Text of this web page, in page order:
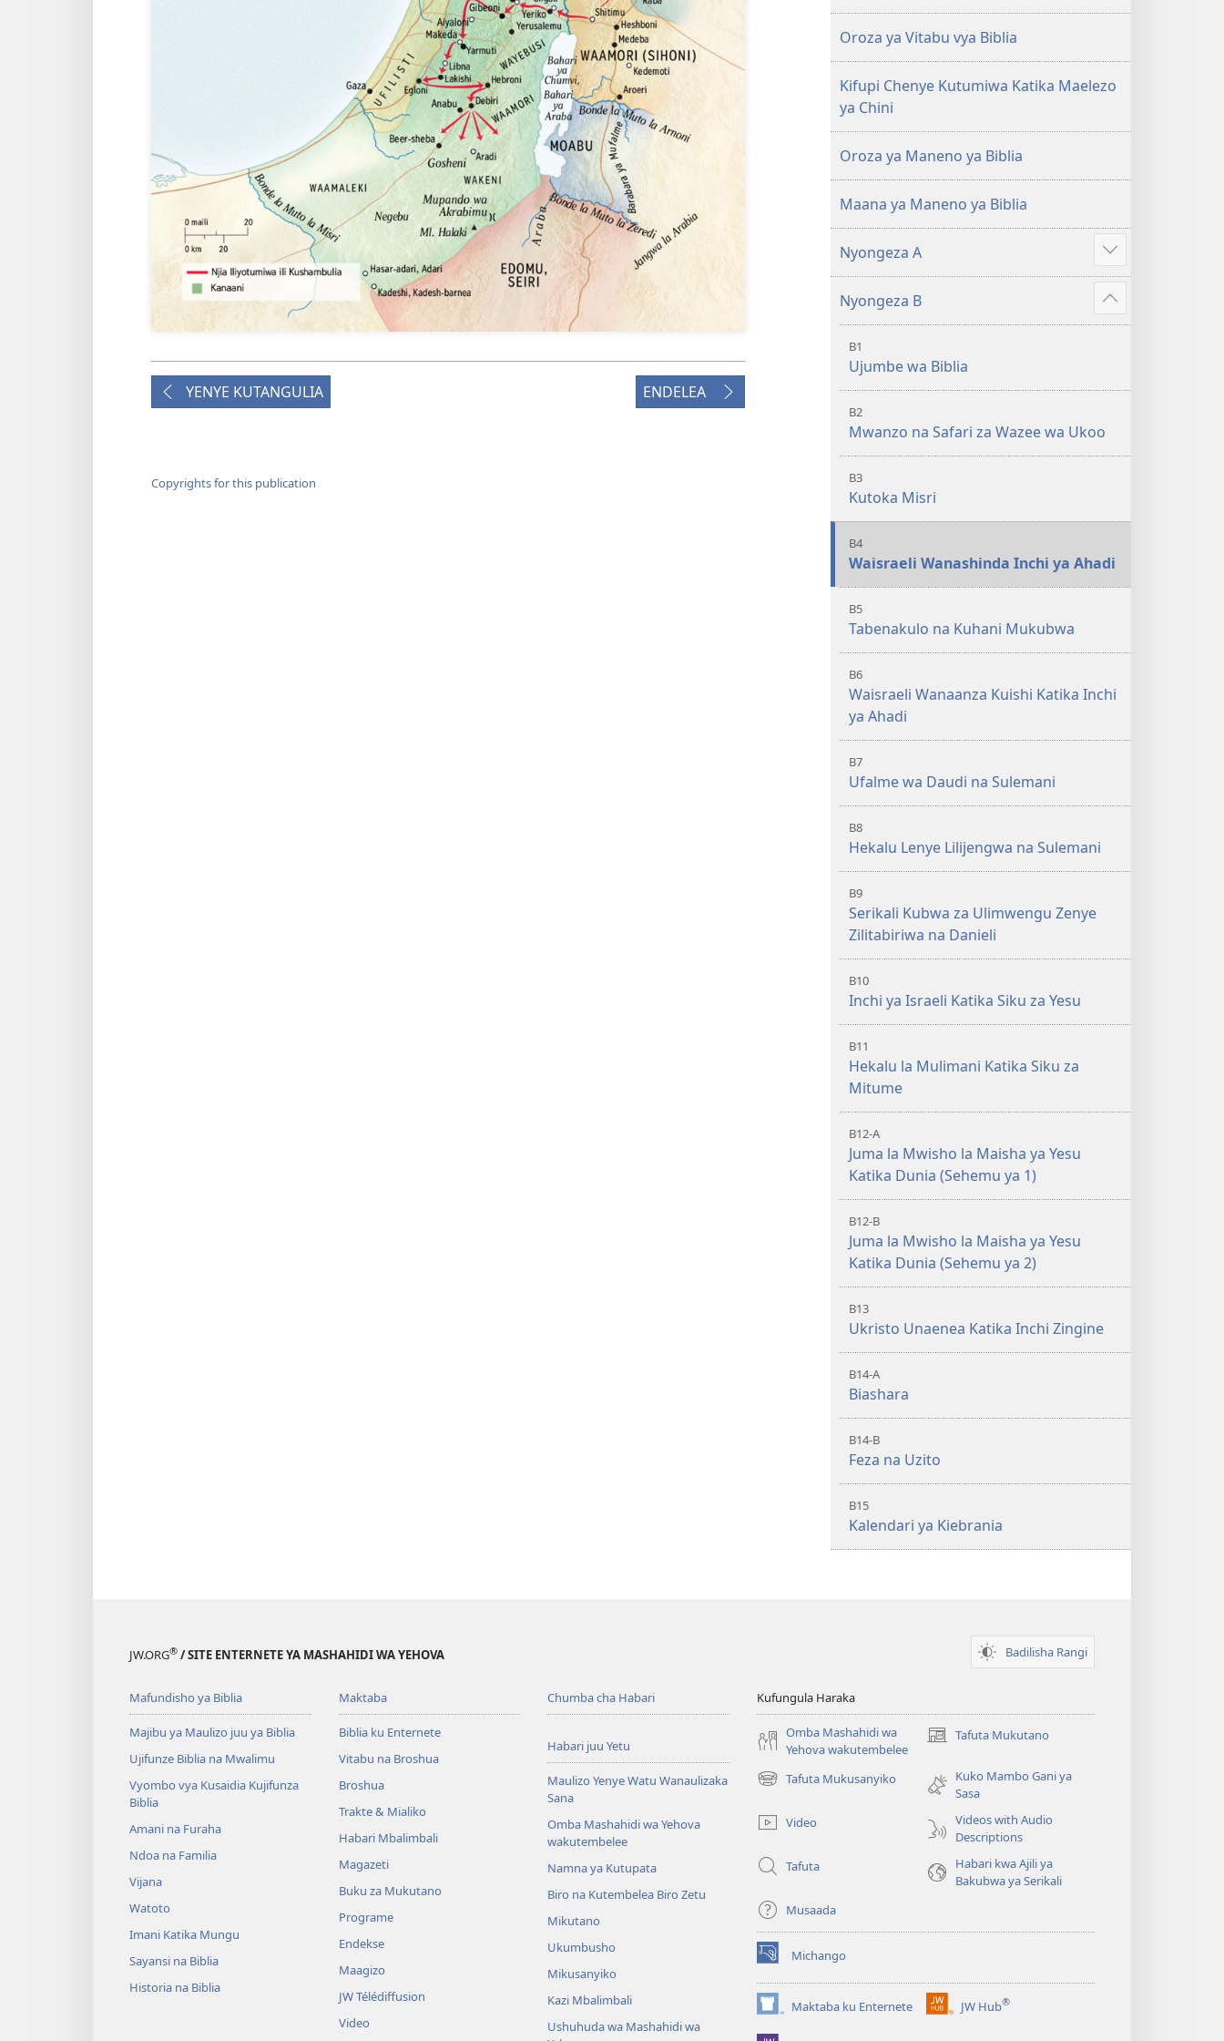
YENYE KUTANGULIA ENDELEA
Copyrights for this publication
ya
2018)
ya
2018)
Oroza ya Vitabu vya Biblia
Kifupi Chenye Kutumiwa Katika Maelezo
ya Chini
Oroza ya Maneno ya Biblia
Maana ya Maneno ya Biblia
Nyongeza A
Show
more
Nyongeza B
Show
more
B1
Ujumbe wa Biblia
B2
Mwanzo na Safari za Wazee wa Ukoo
B3
Kutoka Misri
B4
Waisraeli Wanashinda Inchi ya Ahadi
B5
Tabenakulo na Kuhani Mukubwa
B6
Waisraeli Wanaanza Kuishi Katika Inchi
ya Ahadi
B7
Ufalme wa Daudi na Sulemani
B8
Hekalu Lenye Lilijengwa na Sulemani
B9
Serikali Kubwa za Ulimwengu Zenye
Zilitabiriwa na Danieli
B10
Inchi ya Israeli Katika Siku za Yesu
B11
Hekalu la Mulimani Katika Siku za
Mitume
B12-A
Juma la Mwisho la Maisha ya Yesu
Katika Dunia (Sehemu ya 1)
B12-B
Juma la Mwisho la Maisha ya Yesu
Katika Dunia (Sehemu ya 2)
B13
Ukristo Unaenea Katika Inchi Zingine
B14-A
Biashara
B14-B
Feza na Uzito
B15
Kalendari ya Kiebrania
JW.ORG® / SITE ENTERNETE YA MASHAHIDI WA YEHOVA Badilisha Rangi
Mafundisho ya Biblia
Majibu ya Maulizo juu ya Biblia
Ujifunze Biblia na Mwalimu
Vyombo vya Kusaidia Kujifunza
Biblia
Amani na Furaha
Ndoa na Familia
Vijana
Watoto
Imani Katika Mungu
Sayansi na Biblia
Historia na Biblia
Maktaba
Biblia ku Enternete
Vitabu na Broshua
Broshua
Trakte & Mialiko
Habari Mbalimbali
Magazeti
Buku za Mukutano
Programe
Endekse
Maagizo
JW Télédiffusion
Video
Chumba cha Habari
Habari juu Yetu
Maulizo Yenye Watu Wanaulizaka
Sana
Omba Mashahidi wa Yehova
wakutembelee
Namna ya Kutupata
Biro na Kutembelea Biro Zetu
Mikutano
Ukumbusho
Mikusanyiko
Kazi Mbalimbali
Ushuhuda wa Mashahidi wa
Kufungula Haraka
Omba Mashahidi wa
Yehova wakutembelee
Tafuta Mukutano
(opens
window)
Tafuta Mukusanyiko
(opens
window)
Kuko Mambo Gani ya
Sasa
Video
Videos with Audio
Descriptions
Tafuta
Habari kwa Ajili ya
Bakubwa ya Serikali
Musaada
Michango
(opens
new
window)Maktaba ku Enternete
(opens
new
JW Hub®
(opens